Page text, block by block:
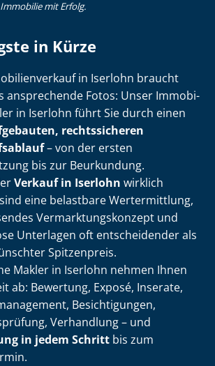
mit Erfolg.
in Kürze
in Iserlohn braucht
ansprechende Fotos: Unser Im­mo­bi­
in Iserlohn führt Sie durch einen
rechtssicheren
– von der ersten
bis zur Beurkundung.
Verkauf in Iserlohn wirklich
eine belastbare Wertermittlung,
Ver­mark­tungs­kon­zept und
Unterlagen oft entscheidender als
Spitzenpreis.
Makler in Iserlohn nehmen Ihnen
ab: Bewertung, Exposé, Inserate,
Besichtigungen,
Verhandlung – und
in jedem Schritt bis zum